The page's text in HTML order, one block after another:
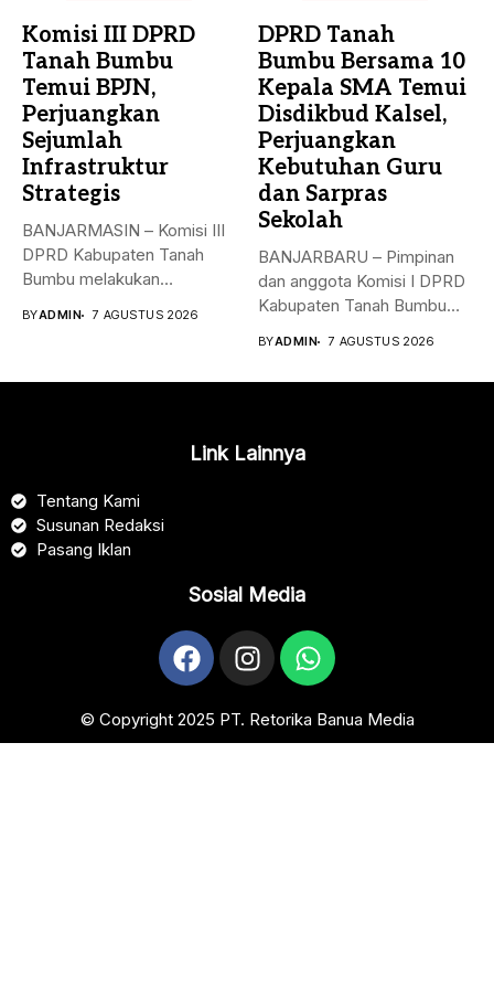
Komisi III DPRD
Tanah Bumbu
Temui BPJN,
Perjuangkan
Sejumlah
Infrastruktur
Strategis
BANJARMASIN – Komisi III
DPRD Kabupaten Tanah
Bumbu melakukan
BYADMIN 7 AGUSTUS 2026
DPRD Tanah
Bumbu Bersama 10
Kepala SMA Temui
Disdikbud Kalsel,
Perjuangkan
Kebutuhan Guru
dan Sarpras
Sekolah
BANJARBARU – Pimpinan
dan anggota Komisi I DPRD
Kabupaten Tanah Bumbu
BYADMIN 7 AGUSTUS 2026
Link Lainnya
Tentang Kami
Susunan Redaksi
Pasang Iklan
Sosial Media
© Copyright 2025 PT. Retorika Banua Media​